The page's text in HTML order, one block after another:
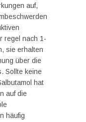
auf,
regel nach 1-
sie erhalten
über die
Sollte keine
hat
auf die
häufig